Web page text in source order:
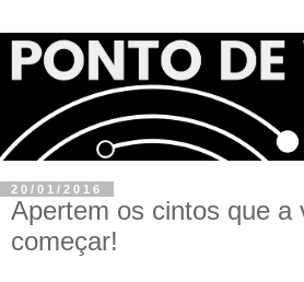
20/01/2016
Apertem os cintos que a
começar!